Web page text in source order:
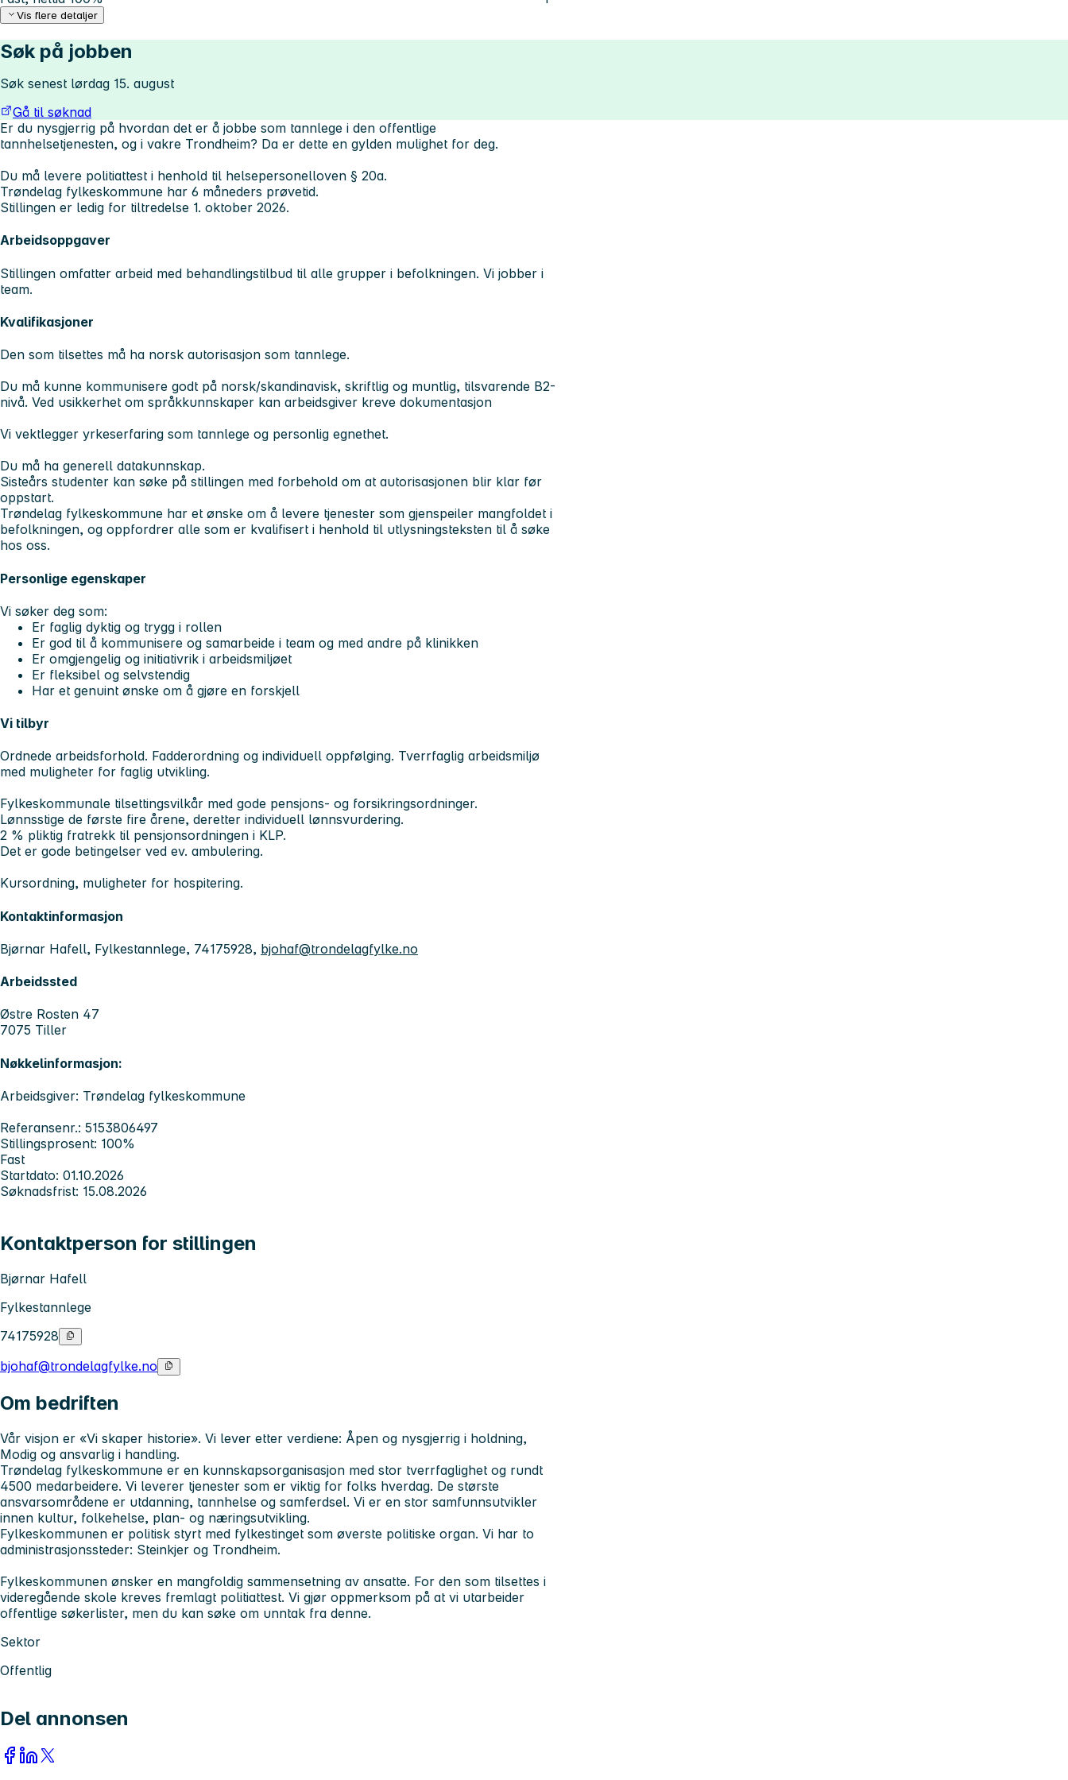
Vis flere detaljer
Søk på jobben
Søk senest lørdag 15. august
Gå til søknad
Er du nysgjerrig på hvordan det er å jobbe som tannlege i den offentlige
tannhelsetjenesten, og i vakre Trondheim? Da er dette en gylden mulighet for deg.
Du må levere politiattest i henhold til helsepersonelloven § 20a.
Trøndelag fylkeskommune har 6 måneders prøvetid.
Stillingen er ledig for tiltredelse 1. oktober 2026.
Arbeidsoppgaver
Stillingen omfatter arbeid med behandlingstilbud til alle grupper i befolkningen. Vi jobber i
team.
Kvalifikasjoner
Den som tilsettes må ha norsk autorisasjon som tannlege.
Du må kunne kommunisere godt på norsk/skandinavisk, skriftlig og muntlig, tilsvarende B2-
nivå. Ved usikkerhet om språkkunnskaper kan arbeidsgiver kreve dokumentasjon
Vi vektlegger yrkeserfaring som tannlege og personlig egnethet.
Du må ha generell datakunnskap.
Sisteårs studenter kan søke på stillingen med forbehold om at autorisasjonen blir klar før
oppstart.
Trøndelag fylkeskommune har et ønske om å levere tjenester som gjenspeiler mangfoldet i
befolkningen, og oppfordrer alle som er kvalifisert i henhold til utlysningsteksten til å søke
hos oss.
Personlige egenskaper
Vi søker deg som:
Er faglig dyktig og trygg i rollen
Er god til å kommunisere og samarbeide i team og med andre på klinikken
Er omgjengelig og initiativrik i arbeidsmiljøet
Er fleksibel og selvstendig
Har et genuint ønske om å gjøre en forskjell
Vi tilbyr
Ordnede arbeidsforhold. Fadderordning og individuell oppfølging. Tverrfaglig arbeidsmiljø
med muligheter for faglig utvikling.
Fylkeskommunale tilsettingsvilkår med gode pensjons- og forsikringsordninger.
Lønnsstige de første fire årene, deretter individuell lønnsvurdering.
2 % pliktig fratrekk til pensjonsordningen i KLP.
Det er gode betingelser ved ev. ambulering.
Kursordning, muligheter for hospitering.
Kontaktinformasjon
Bjørnar Hafell, Fylkestannlege, 74175928, bjohaf@trondelagfylke.no
Arbeidssted
Østre Rosten 47
7075 Tiller
Nøkkelinformasjon:
Arbeidsgiver: Trøndelag fylkeskommune
Referansenr.: 5153806497
Stillingsprosent: 100%
Fast
Startdato: 01.10.2026
Søknadsfrist: 15.08.2026
Kontaktperson for stillingen
Bjørnar Hafell
Fylkestannlege
74175928
bjohaf@trondelagfylke.no
Om bedriften
Vår visjon er «Vi skaper historie». Vi lever etter verdiene: Åpen og nysgjerrig i holdning,
Modig og ansvarlig i handling.
Trøndelag fylkeskommune er en kunnskapsorganisasjon med stor tverrfaglighet og rundt
4500 medarbeidere. Vi leverer tjenester som er viktig for folks hverdag. De største
ansvarsområdene er utdanning, tannhelse og samferdsel. Vi er en stor samfunnsutvikler
innen kultur, folkehelse, plan- og næringsutvikling.
Fylkeskommunen er politisk styrt med fylkestinget som øverste politiske organ. Vi har to
administrasjonssteder: Steinkjer og Trondheim.
Fylkeskommunen ønsker en mangfoldig sammensetning av ansatte. For den som tilsettes i
videregående skole kreves fremlagt politiattest. Vi gjør oppmerksom på at vi utarbeider
offentlige søkerlister, men du kan søke om unntak fra denne.
Sektor
Offentlig
Del annonsen